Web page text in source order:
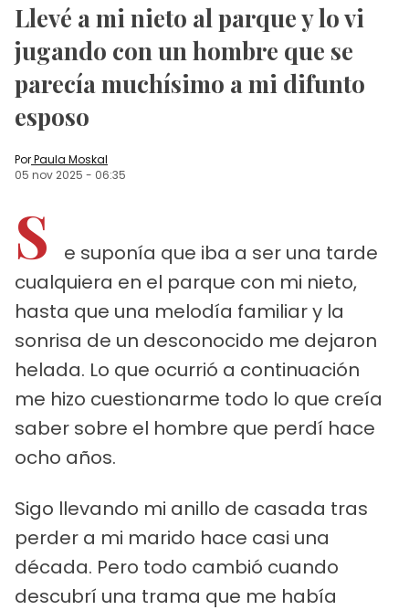
Llevé a mi nieto al parque y lo vi
jugando con un hombre que se
parecía muchísimo a mi difunto
esposo
PorPaula Moskal
05 nov 2025 - 06:35
S
e suponía que iba a ser una tarde
cualquiera en el parque con mi nieto,
hasta que una melodía familiar y la
sonrisa de un desconocido me dejaron
helada. Lo que ocurrió a continuación
me hizo cuestionarme todo lo que creía
saber sobre el hombre que perdí hace
ocho años.
Sigo llevando mi anillo de casada tras
perder a mi marido hace casi una
década. Pero todo cambió cuando
descubrí una trama que me había